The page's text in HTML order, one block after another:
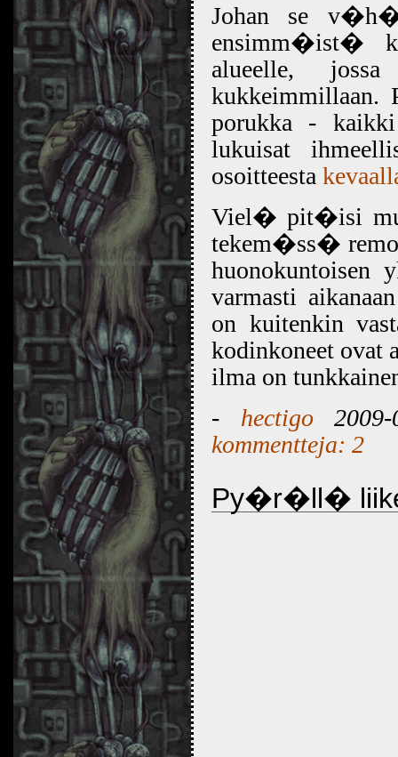
Johan se
ensimm�ist�
alueelle,
kukkeimmillaan.
porukka -
lukuisat
osoitteesta
Viel� pit�isi
tekem�ss�
huonokuntoisen
varmasti
on kuitenkin
kodinkoneet
ilma on
- hectigo2009-
kommentteja: 2
Py�r�ll�